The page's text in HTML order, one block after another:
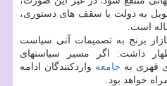
به دولت یا سقف های دستوری،
است.
برنج به تصمیمات آتی سیاست
داشت: اگر مسیر سیاستهای
قهری به جامعه واردکنندگان ادامه
خواهد بود.